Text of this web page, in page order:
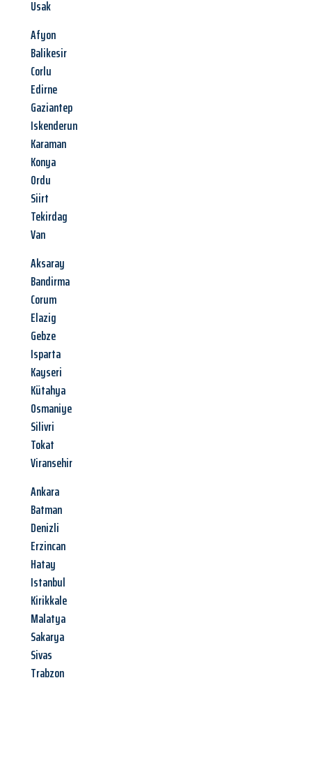
Usak
Afyon
Balikesir
Corlu
Edirne
Gaziantep
Iskenderun
Karaman
Konya
Ordu
Siirt
Tekirdag
Van
Aksaray
Bandirma
Corum
Elazig
Gebze
Isparta
Kayseri
Kütahya
Osmaniye
Silivri
Tokat
Viransehir
Ankara
Batman
Denizli
Erzincan
Hatay
Istanbul
Kirikkale
Malatya
Sakarya
Sivas
Trabzon